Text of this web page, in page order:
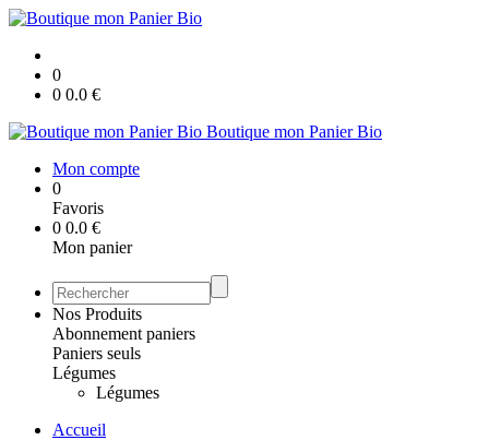
0
0 0.0 €
Boutique mon Panier Bio
Mon compte
0
Favoris
0 0.0 €
Mon panier
Nos Produits
Abonnement paniers
Paniers seuls
Légumes
Légumes
Accueil